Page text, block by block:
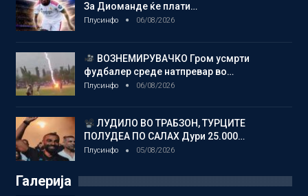
За Диоманде ќе плати…
Плусинфо 06/08/2026
ВОЗНЕМИРУВАЧКО Гром усмрти
фудбалер среде натпревар во…
Плусинфо 06/08/2026
ЛУДИЛО ВО ТРАБЗОН, ТУРЦИТЕ
ПОЛУДЕА ПО САЛАХ Дури 25.000…
Плусинфо 05/08/2026
Галерија